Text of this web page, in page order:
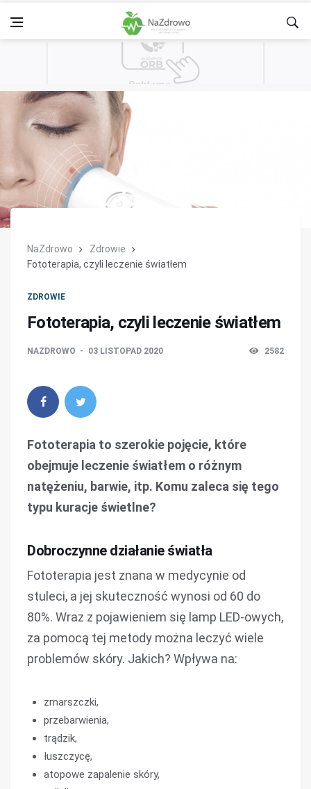
NaZdrowo
Zdrowie
Fototerapia, czyli leczenie światłem
ZDROWIE
Fototerapia, czyli leczenie światłem
NAZDROWO 03 LISTOPAD 2020 2582
Fototerapia to szerokie pojęcie, które
obejmuje leczenie światłem o różnym
natężeniu, barwie, itp. Komu zaleca się tego
typu kuracje świetlne?
Dobroczynne działanie światła
Fototerapia jest znana w medycynie od
stuleci, a jej skuteczność wynosi od 60 do
80%. Wraz z pojawieniem się lamp LED-owych,
za pomocą tej metody można leczyć wiele
problemów skóry. Jakich? Wpływa na:
zmarszczki,
przebarwienia,
trądzik,
łuszczycę,
atopowe zapalenie skóry,